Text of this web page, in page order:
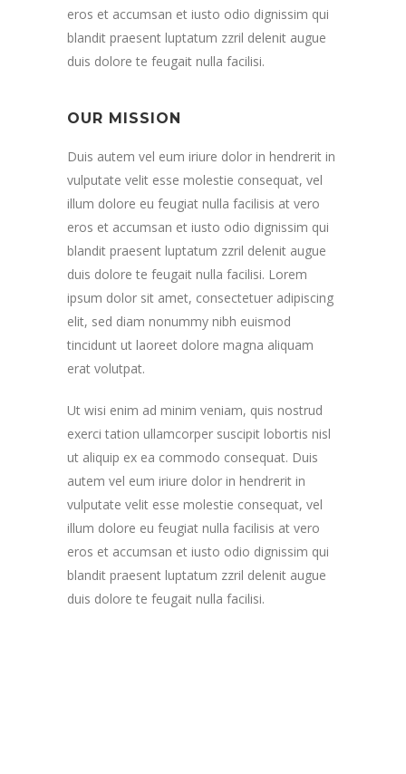
eros et accumsan et iusto odio dignissim qui
blandit praesent luptatum zzril delenit augue
duis dolore te feugait nulla facilisi.
OUR MISSION
Duis autem vel eum iriure dolor in hendrerit in
vulputate velit esse molestie consequat, vel
illum dolore eu feugiat nulla facilisis at vero
eros et accumsan et iusto odio dignissim qui
blandit praesent luptatum zzril delenit augue
duis dolore te feugait nulla facilisi. Lorem
ipsum dolor sit amet, consectetuer adipiscing
elit, sed diam nonummy nibh euismod
tincidunt ut laoreet dolore magna aliquam
erat volutpat.
Ut wisi enim ad minim veniam, quis nostrud
exerci tation ullamcorper suscipit lobortis nisl
ut aliquip ex ea commodo consequat. Duis
autem vel eum iriure dolor in hendrerit in
vulputate velit esse molestie consequat, vel
illum dolore eu feugiat nulla facilisis at vero
eros et accumsan et iusto odio dignissim qui
blandit praesent luptatum zzril delenit augue
duis dolore te feugait nulla facilisi.